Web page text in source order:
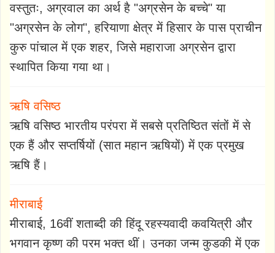
वस्तुतः, अग्रवाल का अर्थ है "अग्रसेन के बच्चे" या
"अग्रसेन के लोग", हरियाणा क्षेत्र में हिसार के पास प्राचीन
कुरु पांचाल में एक शहर, जिसे महाराजा अग्रसेन द्वारा
स्थापित किया गया था।
ऋषि वसिष्ठ
ऋषि वसिष्ठ भारतीय परंपरा में सबसे प्रतिष्ठित संतों में से
एक हैं और सप्तर्षियों (सात महान ऋषियों) में एक प्रमुख
ऋषि हैं।
मीराबाई
मीराबाई, 16वीं शताब्दी की हिंदू रहस्यवादी कवयित्री और
भगवान कृष्ण की परम भक्त थीं। उनका जन्म कुडकी में एक